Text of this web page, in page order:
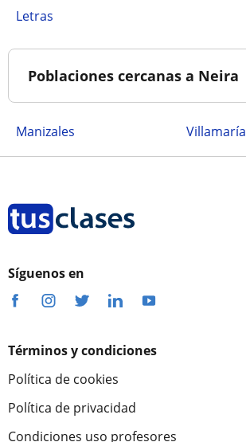
Letras
Poblaciones cercanas a Neira
Manizales Villamaría
Síguenos en
Términos y condiciones
Política de cookies
Política de privacidad
Condiciones uso profesores